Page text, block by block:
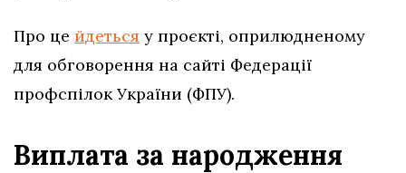
Про це йдеться у проєкті, оприлюдненому
для обговорення на сайті Федерації
профспілок України (ФПУ).
Виплата за народження